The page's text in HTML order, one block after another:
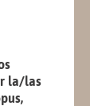
la/las